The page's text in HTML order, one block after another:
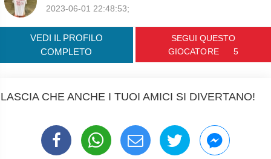
2023-06-01 22:48:53;
VEDI IL PROFILO
COMPLETO
SEGUI QUESTO
GIOCATORE
5
LASCIA CHE ANCHE I TUOI AMICI SI DIVERTANO!